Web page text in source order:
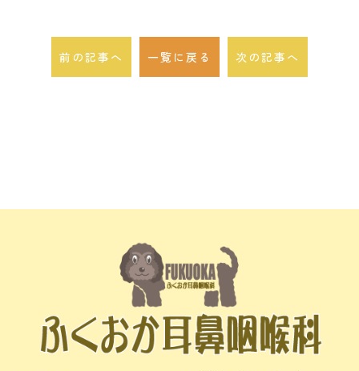
前の記事へ 一覧に戻る 次の記事へ